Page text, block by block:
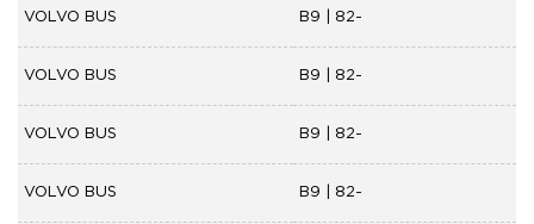
VOLVO BUS B9 | 82-
VOLVO BUS B9 | 82-
VOLVO BUS B9 | 82-
VOLVO BUS B9 | 82-